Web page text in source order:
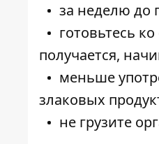
за неделю до
готовьтесь
получается,
меньше
злаковых
не грузите